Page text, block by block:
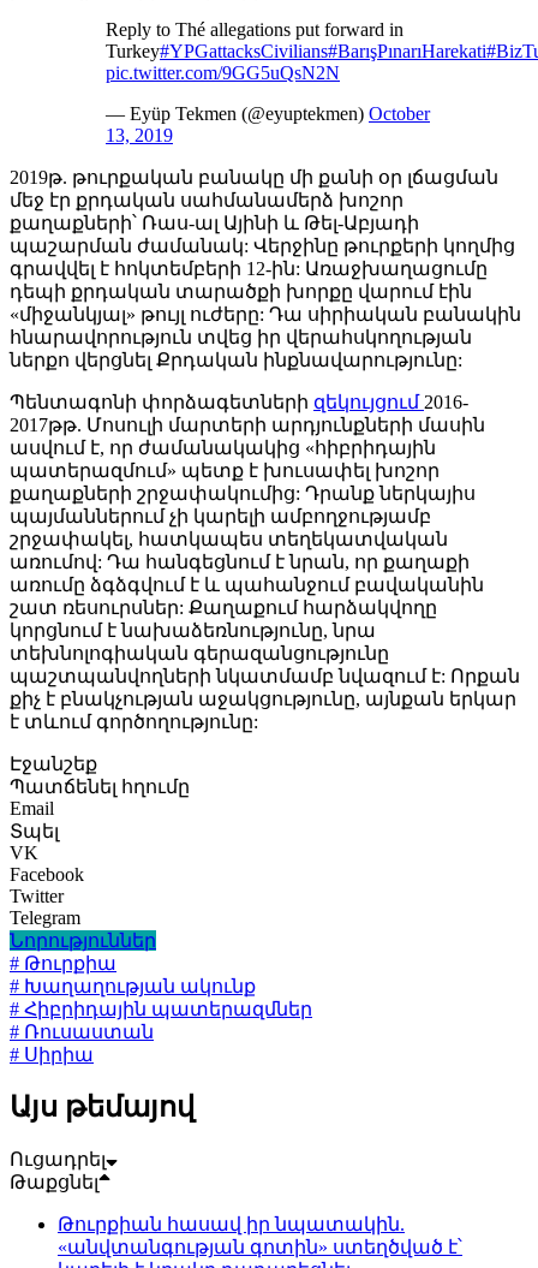
Reply to Thé allegations put forward in
Turkey#YPGattacksCivilians#BarışPınarıHarekati
pic.twitter.com/9GG5uQsN2N
— Eyüp Tekmen (@eyuptekmen) October
13, 2019
2019թ. թուրքական բանակը մի քանի օր լճացման
մեջ էր քրդական սահմանամերձ խոշոր
քաղաքների՝ Ռաս-ալ Այինի և Թել-Աբյադի
պաշարման ժամանակ: Վերջինը թուրքերի կողմից
գրավվել է հոկտեմբերի 12-ին: Առաջխաղացումը
դեպի քրդական տարածքի խորքը վարում էին
«միջանկյալ» թույլ ուժերը: Դա սիրիական բանակին
հնարավորություն տվեց իր վերահսկողության
ներքո վերցնել Քրդական ինքնավարությունը:
Պենտագոնի փորձագետների զեկույցում 2016-
2017թթ. Մոսուլի մարտերի արդյունքների մասին
ասվում է, որ ժամանակակից «հիբրիդային
պատերազմում» պետք է խուսափել խոշոր
քաղաքների շրջափակումից: Դրանք ներկայիս
պայմաններում չի կարելի ամբողջությամբ
շրջափակել, հատկապես տեղեկատվական
առումով: Դա հանգեցնում է նրան, որ քաղաքի
առումը ձգձգվում է և պահանջում բավականին
շատ ռեսուրսներ: Քաղաքում հարձակվողը
կորցնում է նախաձեռնությունը, նրա
տեխնոլոգիական գերազանցությունը
պաշտպանվողների նկատմամբ նվազում է: Որքան
քիչ է բնակչության աջակցությունը, այնքան երկար
է տևում գործողությունը:
Էջանշեք
Պատճենել հղումը
Email
Տպել
VK
Facebook
Twitter
Telegram
Նորություններ
# Թուրքիա
# Խաղաղության ակունք
# Հիբրիդային պատերազմներ
# Ռուսաստան
# Սիրիա
Այս թեմայով
Ուցադրել
Թաքցնել
Թուրքիան հասավ իր նպատակին.
«անվտանգության գոտին» ստեղծված է՝